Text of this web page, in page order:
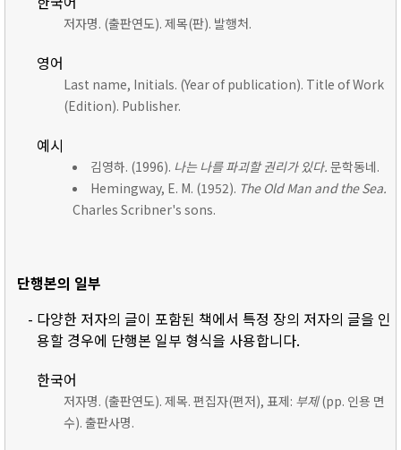
저자명. (출판연도). 제목(판). 발행처.
영어
Last name, Initials. (Year of publication). Title of Work
(Edition). Publisher.
예시
김영하. (1996). 나는 나를 파괴할 권리가 있다. 문학동네.
Hemingway, E. M. (1952). The Old Man and the Sea.
Charles Scribner's sons.
단행본의 일부
- 다양한 저자의 글이 포함된 책에서 특정 장의 저자의 글을 인
용할 경우에 단행본 일부 형식을 사용합니다.
한국어
저자명. (출판연도). 제목. 편집자(편저), 표제: 부제(pp. 인용 면
수). 출판사명.